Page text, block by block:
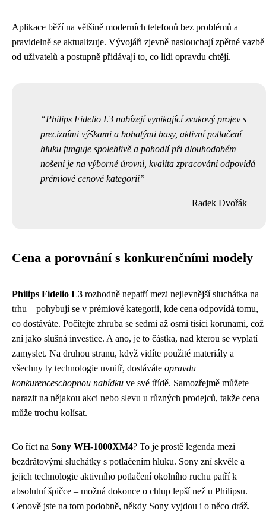
Aplikace běží na většině moderních telefonů bez problémů a
pravidelně se aktualizuje. Vývojáři zjevně naslouchají zpětné vazbě
od uživatelů a postupně přidávají to, co lidi opravdu chtějí.
Philips Fidelio L3 nabízejí vynikající zvukový projev s
precizními výškami a bohatými basy, aktivní potlačení
hluku funguje spolehlivě a pohodlí při dlouhodobém
nošení je na výborné úrovni, kvalita zpracování odpovídá
prémiové cenové kategorii
Radek Dvořák
Cena a porovnání s konkurenčními modely
Philips Fidelio L3 rozhodně nepatří mezi nejlevnější sluchátka na
trhu – pohybují se v prémiové kategorii, kde cena odpovídá tomu,
co dostáváte. Počítejte zhruba se sedmi až osmi tisíci korunami, což
zní jako slušná investice. A ano, je to částka, nad kterou se vyplatí
zamyslet. Na druhou stranu, když vidíte použité materiály a
všechny ty technologie uvnitř, dostáváte opravdu
konkurenceschopnou nabídku ve své třídě. Samozřejmě můžete
narazit na nějakou akci nebo slevu u různých prodejců, takže cena
může trochu kolísat.
Co říct na Sony WH-1000XM4? To je prostě legenda mezi
bezdrátovými sluchátky s potlačením hluku. Sony zní skvěle a
jejich technologie aktivního potlačení okolního ruchu patří k
absolutní špičce – možná dokonce o chlup lepší než u Philipsu.
Cenově jste na tom podobně, někdy Sony vyjdou i o něco dráž.